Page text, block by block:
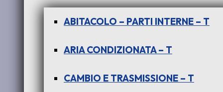
ABITACOLO – PARTI INTERNE – T
ARIA CONDIZIONATA – T
CAMBIO E TRASMISSIONE – T
INDICA
INDIGO
Aggiungi al carrello
COD-AL0069-CASSA 2 Categorie:CARROZZERIA